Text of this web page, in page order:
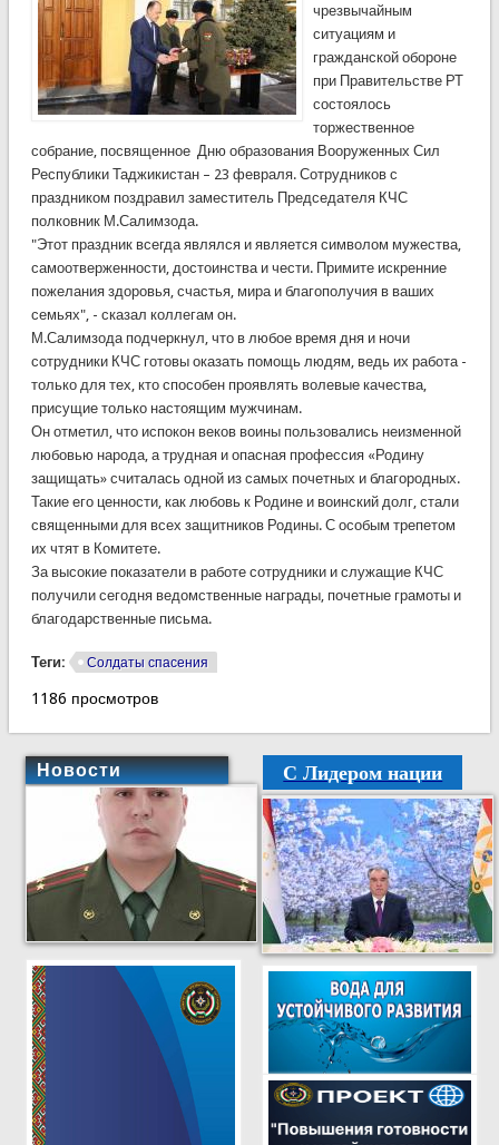
чрезвычайным
ситуациям и
гражданской обороне
при Правительстве РТ
состоялось
торжественное
собрание, посвященное Дню образования Вооруженных Сил
Республики Таджикистан – 23 февраля. Сотрудников с
праздником поздравил заместитель Председателя КЧС
полковник М.Салимзода.
"Этот праздник всегда являлся и является символом мужества,
самоотверженности, достоинства и чести. Примите искренние
пожелания здоровья, счастья, мира и благополучия в ваших
семьях", - сказал коллегам он.
М.Салимзода подчеркнул, что в любое время дня и ночи
сотрудники КЧС готовы оказать помощь людям, ведь их работа -
только для тех, кто способен проявлять волевые качества,
присущие только настоящим мужчинам.
Он отметил, что испокон веков воины пользовались неизменной
любовью народа, а трудная и опасная профессия «Родину
защищать» считалась одной из самых почетных и благородных.
Такие его ценности, как любовь к Родине и воинский долг, стали
священными для всех защитников Родины. С особым трепетом
их чтят в Комитете.
За высокие показатели в работе сотрудники и служащие КЧС
получили сегодня ведомственные награды, почетные грамоты и
благодарственные письма.
Теги: Солдаты спасения
1186 просмотров
Новости С Лидером нации